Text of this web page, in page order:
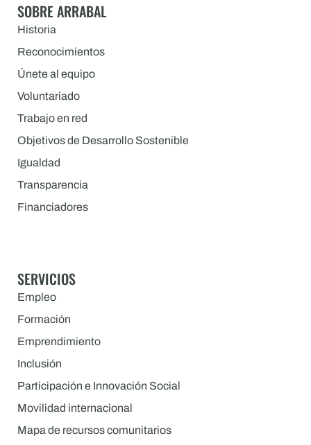
SOBRE ARRABAL
Historia
Reconocimientos
Únete al equipo
Voluntariado
Trabajo en red
Objetivos de Desarrollo Sostenible
Igualdad
Transparencia
Financiadores
SERVICIOS
Empleo
Formación
Emprendimiento
Inclusión
Participación e Innovación Social
Movilidad internacional
Mapa de recursos comunitarios